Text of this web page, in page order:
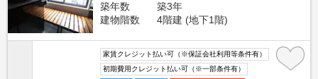
築年数
築3年
建物階数
4階建 (地下1階)
家賃クレジット払い可（※保証会社利用等条件有）
初期費用クレジット払い可（※一部条件有）